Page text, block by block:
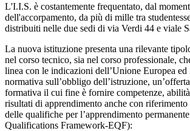
L'I.I.S. è costantemente frequentato, dal
dell'accorpamento, da più di mille tra
distribuiti nelle due sedi di via Verdi 44 e viale
La nuova istituzione presenta una rilevante
nel corso tecnico, sia nel corso professionale,
linea con le indicazioni dell’Unione Europea ed
normativa sull’obbligo dell’istruzione,
formativa il cui fine è fornire competenze,
risultati di apprendimento anche con
delle qualifiche per l’apprendimento
Qualifications Framework-EQF):